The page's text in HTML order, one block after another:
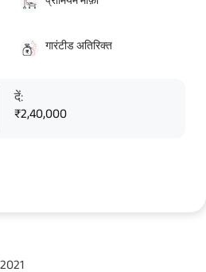
गारंटीड अतिरिक्त
दें:
₹2,40,000